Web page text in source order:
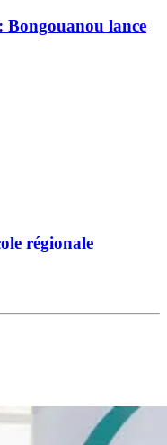
Bongouanou lance
régionale